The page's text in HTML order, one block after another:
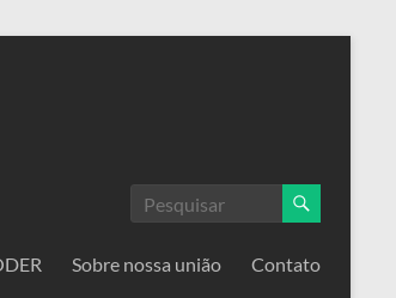
Sobre nossa união Contato